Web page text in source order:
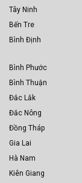
Tây Ninh
Bến Tre
Bình Định
Bình Phước
Bình Thuận
Đắc Lắk
Đắc Nông
Đồng Tháp
Gia Lai
Hà Nam
Kiên Giang